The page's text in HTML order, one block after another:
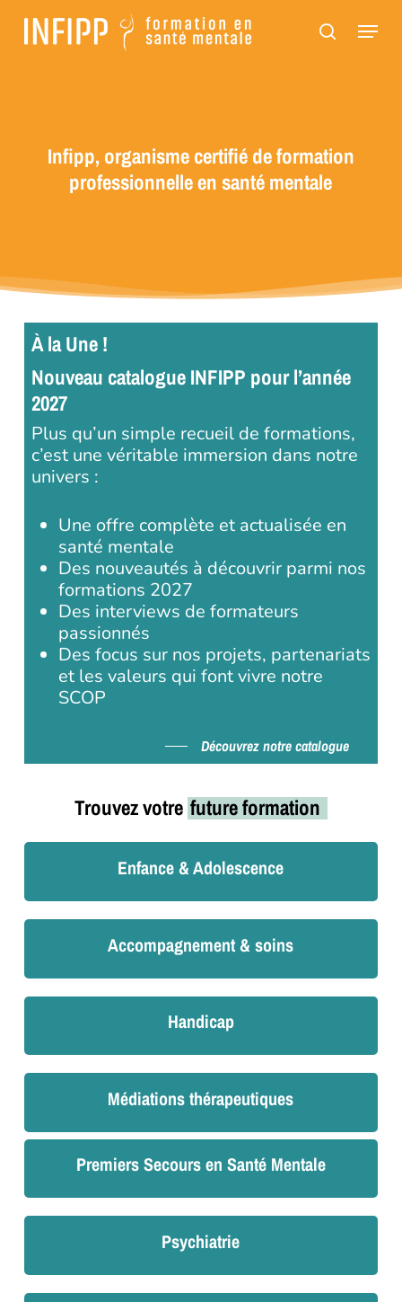
Panneau de gestion des cookies
contenu
Menu
Infipp, organisme certifié de formation
professionnelle en santé mentale
À la Une !
Nouveau catalogue INFIPP pour l’année
2027
Plus qu’un simple recueil de formations,
c’est une véritable immersion dans notre
univers :
Une offre complète et actualisée en
santé mentale
Des nouveautés à découvrir parmi nos
formations 2027
Des interviews de formateurs
passionnés
Des focus sur nos projets, partenariats
et les valeurs qui font vivre notre
SCOP
Découvrez notre catalogue
Trouvez votre future formation
Enfance & Adolescence
Accompagnement & soins
Handicap
Médiations thérapeutiques
Premiers Secours en Santé Mentale
Psychiatrie